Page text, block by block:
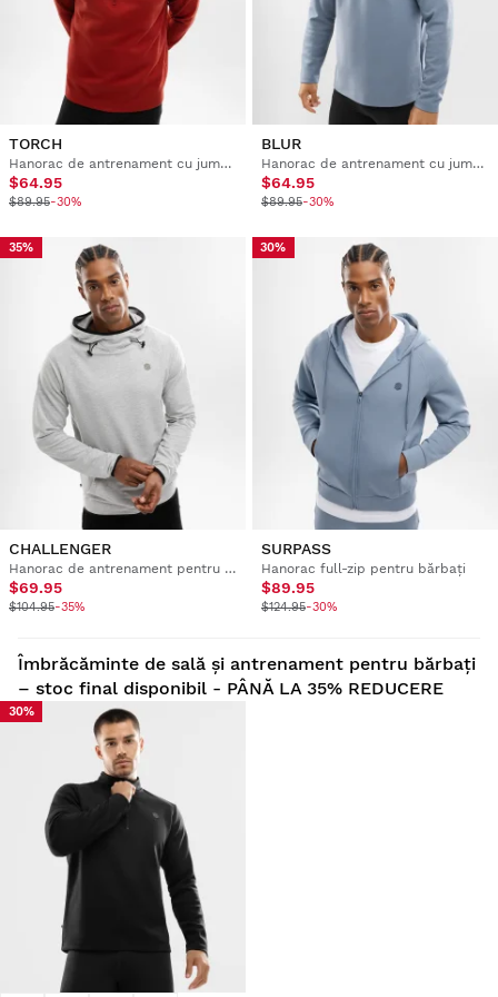
TORCH
Hanorac de antrenament cu jumătate de fermoar pentru bărbați
$64.95
$89.95-30%
BLUR
Hanorac de antrenament cu jumătate de fermoar pentru bărbați
$64.95
$89.95-30%
35%
CHALLENGER
Hanorac de antrenament pentru bărbați
$69.95
$104.95-35%
30%
SURPASS
Hanorac full-zip pentru bărbați
$89.95
$124.95-30%
Îmbrăcăminte de sală și antrenament pentru bărbați
– stoc final disponibil - PÂNĂ LA 35% REDUCERE
30%